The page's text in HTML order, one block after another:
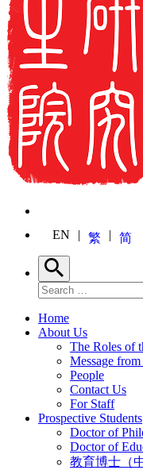
EN 繁 简
Search
Search for:
Home
About Us
The Roles of
Message
People
Contact Us
For Staff
Prospective Students
Doctor of
Doctor of
教育博士（